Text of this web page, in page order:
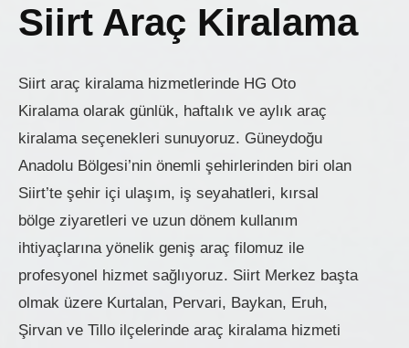
Siirt Araç Kiralama
Siirt araç kiralama hizmetlerinde HG Oto
Kiralama olarak günlük, haftalık ve aylık araç
kiralama seçenekleri sunuyoruz. Güneydoğu
Anadolu Bölgesi’nin önemli şehirlerinden biri olan
Siirt’te şehir içi ulaşım, iş seyahatleri, kırsal
bölge ziyaretleri ve uzun dönem kullanım
ihtiyaçlarına yönelik geniş araç filomuz ile
profesyonel hizmet sağlıyoruz. Siirt Merkez başta
olmak üzere Kurtalan, Pervari, Baykan, Eruh,
Şirvan ve Tillo ilçelerinde araç kiralama hizmeti